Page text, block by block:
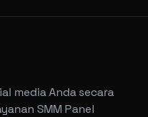
media Anda secara
SMM Panel